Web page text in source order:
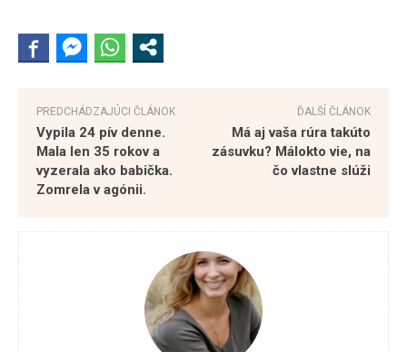
PREDCHÁDZAJÚCI ČLÁNOK
Vypila 24 pív denne.
Mala len 35 rokov a
vyzerala ako babička.
Zomrela v agónii.
ĎALŠÍ ČLÁNOK
Má aj vaša rúra takúto
zásuvku? Málokto vie, na
čo vlastne slúži